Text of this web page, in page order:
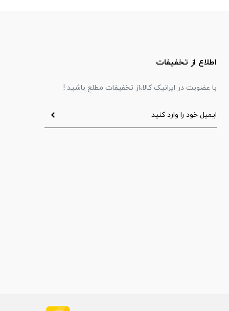
اطلاع از تخفیفات
با عضویت در ایرانیک کالا،از تخفیفات مطلع باشید !